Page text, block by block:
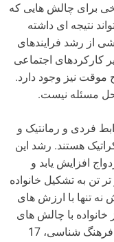
برای چالش هایی که
نتیجه ای داشته
از رشد فرایندهای
کارکردهای اجتماعی
موقت نیز وجود دارد.
حل مسئله نیست.
فردی و رمانتیک و
هستند. رشد این
افزایش یابد و
تن به تشکیل خانواده
نه تنها با ارزش های
با چالش های
اجتماعی روبروست (وبلاگ شخصی استاد، فرهنگ شناسی، 17